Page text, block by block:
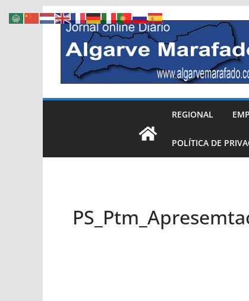
Skip
content
REGIONAL
POLÍTICA DE